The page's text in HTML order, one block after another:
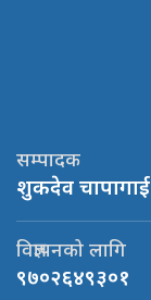
सम्पादक
शुकदेव चापागाई
विज्ञापनको लागि
९७०२६४९३०१